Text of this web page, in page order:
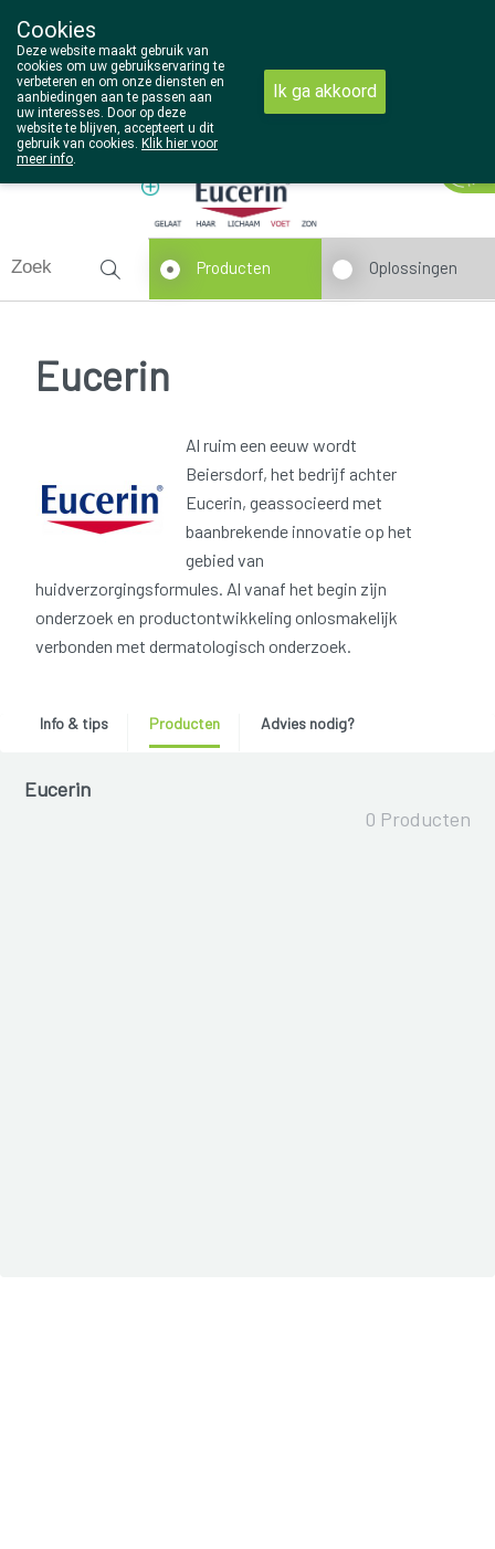
014/810298
Vandaag gesloten
Producten Oplossingen
Eucerin
Al ruim een eeuw wordt
Beiersdorf, het bedrijf achter
Eucerin, geassocieerd met
baanbrekende innovatie op het
gebied van
huidverzorgingsformules. Al vanaf het begin zijn
onderzoek en productontwikkeling onlosmakelijk
verbonden met dermatologisch onderzoek.
Info & tips Producten Advies nodig?
Eucerin
0 Producten
Cookies
Deze website maakt gebruik van
cookies om uw gebruikservaring te
verbeteren en om onze diensten en
aanbiedingen aan te passen aan
uw interesses. Door op deze
website te blijven, accepteert u dit
gebruik van cookies. Klik hier voor
meer info.
Ik ga akkoord